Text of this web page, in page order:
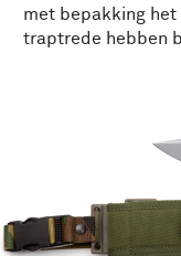
met bepakking
traptrede hebben